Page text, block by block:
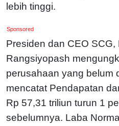
lebih tinggi.
Sponsored
Presiden dan CEO SCG,
Rangsiyopash
perusahaan yang belum
mencatat Pendapatan
Rp 57,31 triliun turun 1
sebelumnya. Laba